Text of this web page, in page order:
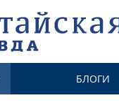
БЛОГИ